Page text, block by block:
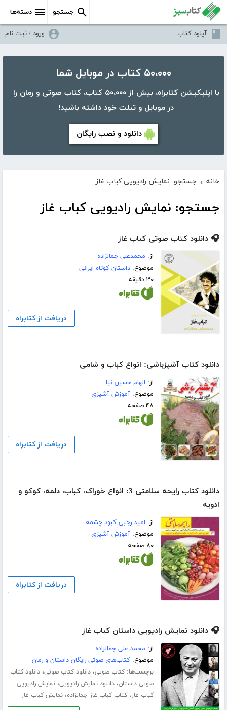
دسته‌ها جستجو
آپلود کتاب ورود / ثبت نام
۵۰،۰۰۰ کتاب در موبایل شما
با اپلیکیشن کتابراه، بیش از ۵۰،۰۰۰ کتاب، کتاب صوتی و رمان را
در موبایل و تبلت خود داشته باشید!
دانلود و نصب رایگان
خانه › جستجو: نمایش رادیویی کباب غاز
جستجو: نمایش رادیویی کباب غاز
🎧 دانلود کتاب صوتی کباب غاز
از: محمدعلی جمالزاده
موضوع:داستان کوتاه ایرانی
۳۰ دقیقه
دریافت از کتابراه
دانلود کتاب آشپزباشی: انواع کباب و شامى
از: الهام حسین نیا
موضوع:آموزش آشپزی
۴۸ صفحه
دریافت از کتابراه
دانلود کتاب رایحه سلامتی 3: انواع خوراک، کباب، دلمه، کوکو و
ادویه
از: امید رجبی کبود چشمه
موضوع:آموزش آشپزی
۸۰ صفحه
دریافت از کتابراه
🎧 دانلود نمایش رادیویی داستان کباب غاز
از: محمد علی جمالزاده
موضوع:کتاب‌های صوتی رایگان داستان و رمان
برچسب‌ها:کتاب صوتی،دانلود کتاب صوتی،دانلود کتاب
صوتی داستان،دانلود نمایش رادیویی،نمایش رادیویی
کباب غاز،کتاب کباب غاز جمالزاده،نمایش کباب غاز